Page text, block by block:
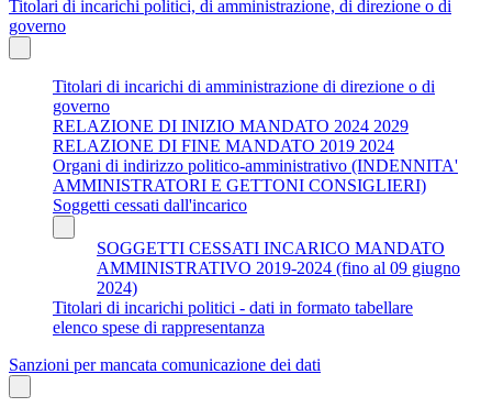
Titolari di incarichi politici, di amministrazione, di direzione o di
governo
Titolari di incarichi di amministrazione di direzione o di
governo
RELAZIONE DI INIZIO MANDATO 2024 2029
RELAZIONE DI FINE MANDATO 2019 2024
Organi di indirizzo politico-amministrativo (INDENNITA'
AMMINISTRATORI E GETTONI CONSIGLIERI)
Soggetti cessati dall'incarico
SOGGETTI CESSATI INCARICO MANDATO
AMMINISTRATIVO 2019-2024 (fino al 09 giugno
2024)
Titolari di incarichi politici - dati in formato tabellare
elenco spese di rappresentanza
Sanzioni per mancata comunicazione dei dati